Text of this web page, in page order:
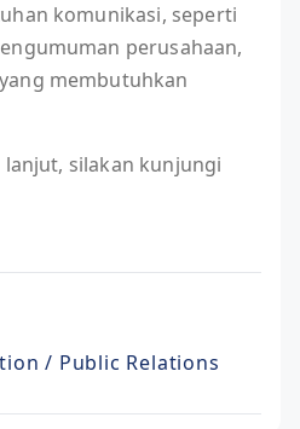
komunikasi, seperti
perusahaan,
membutuhkan
silakan kunjungi
/ Public Relations